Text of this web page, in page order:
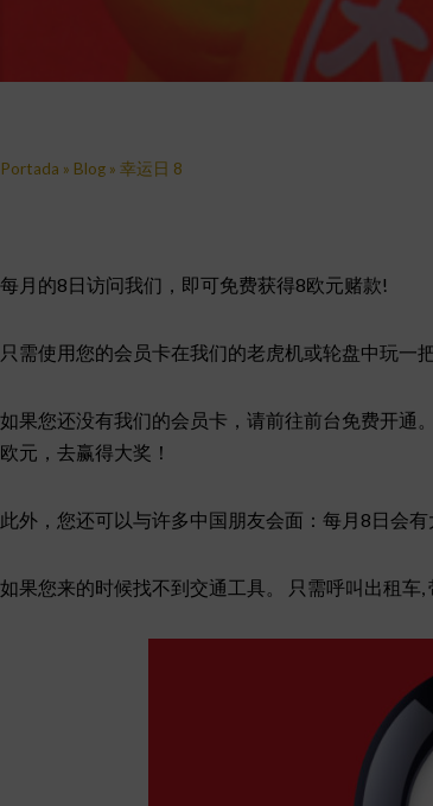
Portada » Blog » 幸运日 8
每月的8日访问我们，即可免费获得8欧元赌款!
只需使用您的会员卡在我们的老虎机或轮盘中玩一
如果您还没有我们的会员卡，请前往前台免费开通
欧元，去赢得大奖！
此外，您还可以与许多中国朋友会面：每月8日会有
如果您来的时候找不到交通工具。 只需呼叫出租车